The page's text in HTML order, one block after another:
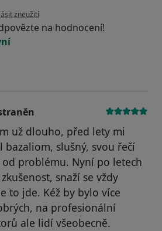
názoru uživatele Váš účet byl odstraněn
zneužití
na hodnocení!
už dlouho, před lety mi
bazaliom, slušný, svou řečí
problému. Nyní po letech
snaží se vždy
to jde. Kéž by bylo více
na profesionální
ale lidí všeobecně.